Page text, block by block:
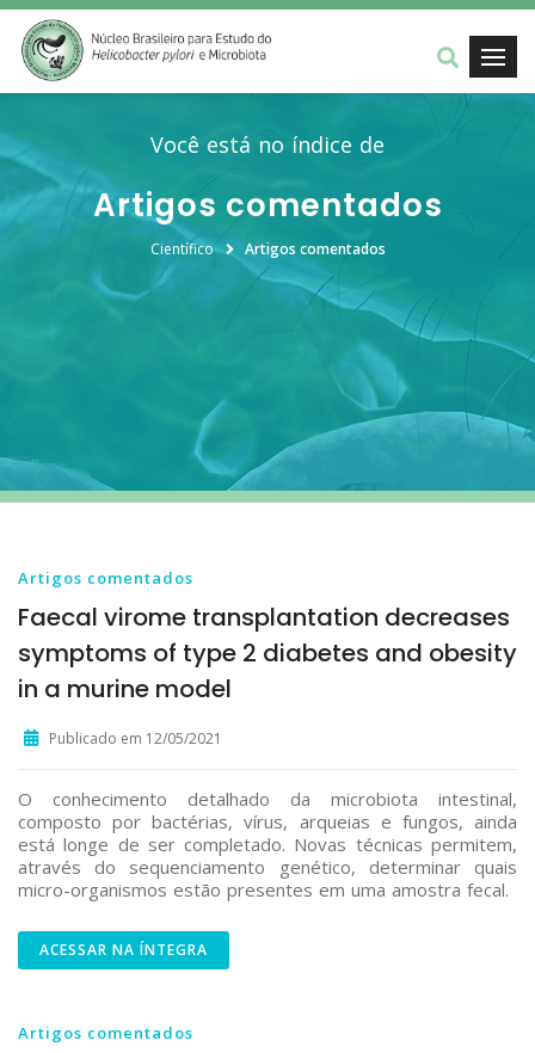
Você está no índice de
Artigos comentados
Científico Artigos comentados
Artigos comentados
Faecal virome transplantation decreases
symptoms of type 2 diabetes and obesity
in a murine model
Publicado em 12/05/2021
O conhecimento detalhado da microbiota intestinal,
composto por bactérias, vírus, arqueias e fungos, ainda
está longe de ser completado. Novas técnicas permitem,
através do sequenciamento genético, determinar quais
micro-organismos estão presentes em uma amostra fecal.
ACESSAR NA ÍNTEGRA
Artigos comentados